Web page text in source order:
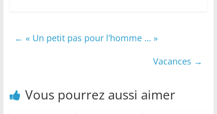
← « Un petit pas pour l’homme … »
Vacances →
Vous pourrez aussi aimer